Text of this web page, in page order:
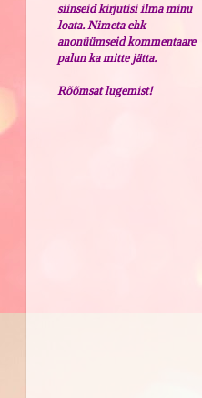
siinseid kirjutisi ilma minu
loata. Nimeta ehk
anonüümseid kommentaare
palun ka mitte jätta.
Rõõmsat lugemist!